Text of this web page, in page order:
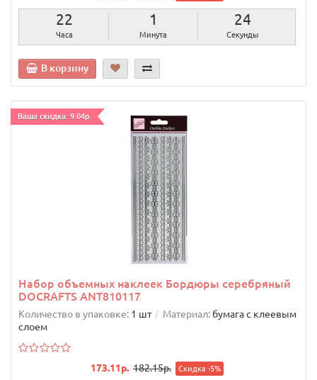
22
Часа
1
Минута
23
Секунды
В корзину
Ваша скидка: 9.04р.
Набор объемных наклеек Бордюры серебряный
DOCRAFTS ANT810117
Количество в упаковке: 1 шт Материал: бумага с клеевым
слоем
173.11р. 182.15р. Скидка -5%